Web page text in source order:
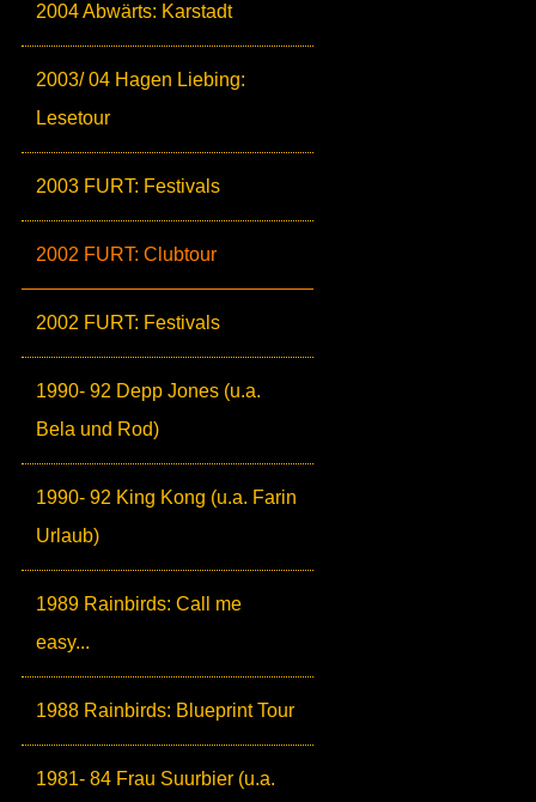
2004 Abwärts: Karstadt
2003/ 04 Hagen Liebing:
Lesetour
2003 FURT: Festivals
2002 FURT: Clubtour
2002 FURT: Festivals
1990- 92 Depp Jones (u.a.
Bela und Rod)
1990- 92 King Kong (u.a. Farin
Urlaub)
1989 Rainbirds: Call me
easy...
1988 Rainbirds: Blueprint Tour
1981- 84 Frau Suurbier (u.a.